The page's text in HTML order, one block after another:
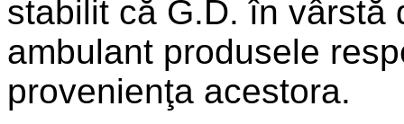
stabilit că G.D. în vârstă
ambulant produsele
provenienţa acestora.